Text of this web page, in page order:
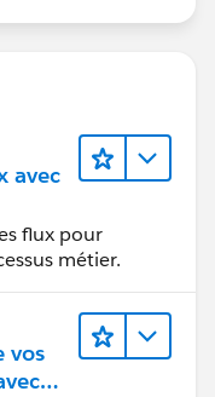
avec
flux pour
métier.
vos